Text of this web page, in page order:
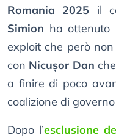
Romania 2025 il
Simion ha ottenuto
exploit che però
con Nicușor Dan
a finire di poco
coalizione di
Dopo l’esclusione